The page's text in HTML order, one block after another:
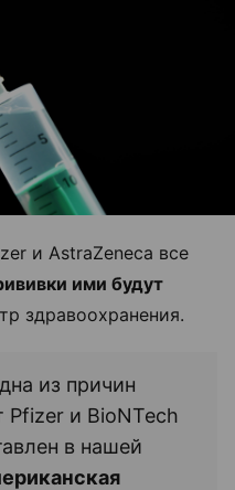
и AstraZeneca все
ими будут
здравоохранения.
из причин
Pfizer и BioNTech
в нашей